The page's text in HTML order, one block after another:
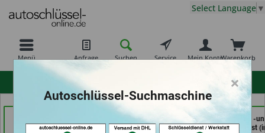
Menü Anfrage Suchen Service Warenkorb
Mein Konto
Select Language ▼
Moos (in Märstetten)
Schlüssel- u. DL Service
(in Dresden)
In Time Schuh -
Schlüsseldienst
×
Autoschlüssel-Suchmaschine